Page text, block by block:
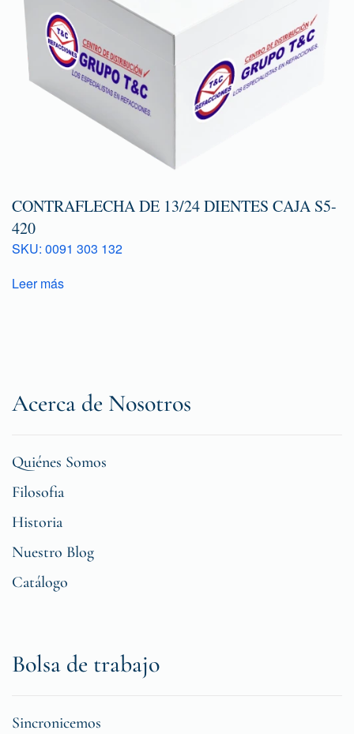
CONTRAFLECHA DE 13/24 DIENTES CAJA S5-
420
SKU: 0091 303 132
Leer más
Acerca de Nosotros
Quiénes Somos
Filosofia
Historia
Nuestro Blog
Catálogo
Bolsa de trabajo
Sincronicemos